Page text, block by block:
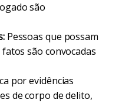
são
Pessoas que possam
são convocadas
por evidências
de corpo de delito,